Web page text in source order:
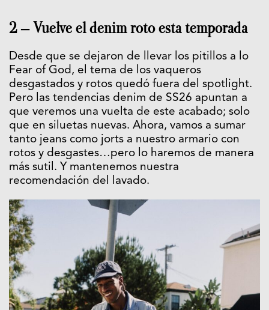
2 – Vuelve el denim roto esta temporada
Desde que se dejaron de llevar los pitillos a lo
Fear of God, el tema de los vaqueros
desgastados y rotos quedó fuera del spotlight.
Pero las tendencias denim de SS26 apuntan a
que veremos una vuelta de este acabado; solo
que en siluetas nuevas. Ahora, vamos a sumar
tanto jeans como jorts a nuestro armario con
rotos y desgastes…pero lo haremos de manera
más sutil. Y mantenemos nuestra
recomendación del lavado.